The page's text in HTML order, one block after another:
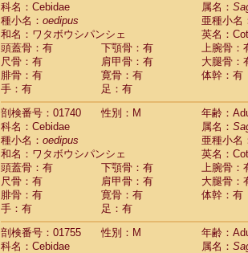
科名：Cebidae
属名：
種小名： oedipus
亜種小名
和名：ワタボウシパンシェ
英名：
頭蓋骨：有
下顎骨：有
上腕骨：
尺骨：有
肩甲骨：有
大腿骨：
腓骨：有
寛骨：有
体幹：有
手：有
足：有
剖検番号：01740
性別：M
年齢：
科名：Cebidae
属名：
種小名： oedipus
亜種小名
和名：ワタボウシパンシェ
英名：
頭蓋骨：有
下顎骨：有
上腕骨：
尺骨：有
肩甲骨：有
大腿骨：
腓骨：有
寛骨：有
体幹：有
手：有
足：有
剖検番号：01755
性別：M
年齢：
科名：Cebidae
属名：